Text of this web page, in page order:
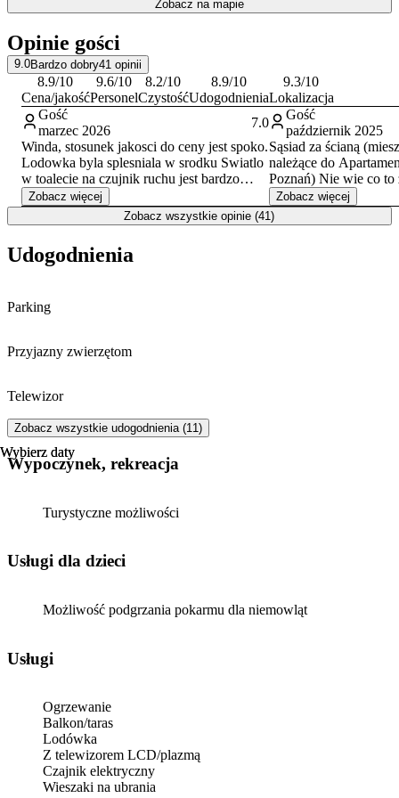
obiektu, co podkreśla profesjonalizm i pomoc personelu.
Doba hotelowa rozpoczyna się o godzinie 13:00 i kończy o 11:00.
Obiekt umożliwia zameldowanie aż do północy, a akceptowaną
formą płatności jest przelew bankowy.
Zobacz na mapie
Opinie gości
9.0Bardzo dobry41 opinii
8.9/10
Cena/jakość
9.6/10
Personel
8.2/10
Czystość
8.9/10
Udogodnienia
9.3/10
Lokalizacja
Gość
marzec 2026
7.0
Winda, stosunek jakosci do ceny jest spoko.
Lodowka byla splesniala w srodku Swiatlo
w toalecie na czujnik ruchu jest bardzo
zlym pomyslem Balkon jest bardzo
zapuszczony Lozko jest niewygodne i ma
tylko jedna koldre dostepna po przyjezdzie
wymieniona Nie ma mozliwosci
jest to bezpieczne rozwiazanie
Zobacz więcej
Gość
październik 2025
Sąsiad za ścianą
należące do
Poznań) Nie wie co to
zamykać drzwi. Za
wchodząc/wychodząc
że było słychać na
Zobacz więcej
Zobacz wszystkie opinie (41)
Wybierz daty
Wybierz daty
Udogodnienia
Parking
Przyjazny zwierzętom
Telewizor
Zobacz wszystkie udogodnienia (11)
Wypoczynek, rekreacja
Turystyczne możliwości
usługi dla dzieci
Możliwość podgrzania pokarmu dla niemowląt
Usługi
Ogrzewanie
Balkon/taras
Lodówka
Z telewizorem LCD/plazmą
Czajnik elektryczny
Wieszaki na ubrania